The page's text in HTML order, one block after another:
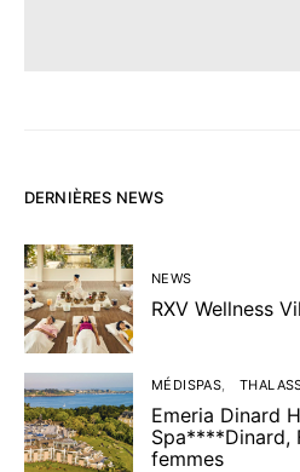
DERNIÈRES NEWS
NEWS
RXV Wellness
MÉDISPAS
Emeria Dinard
Spa****Dinard,
femmes